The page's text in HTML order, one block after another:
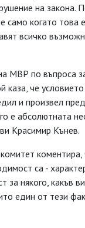
на закона.
само когато
всичко
МВР по въпроса
каза, че
и произвел
е абсолютната
Красимир Кънев.
са -
за някого, какъв
един от тези